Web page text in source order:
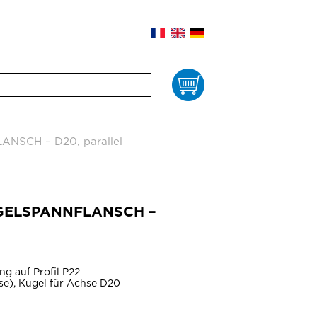
– D20, parallel
–
auf Profil P22
Kugel für Achse D20